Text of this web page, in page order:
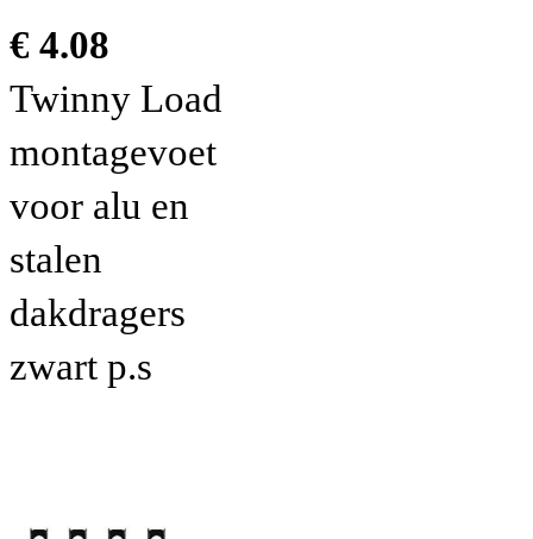
€ 4.08
Twinny Load
montagevoet
voor alu en
stalen
dakdragers
zwart p.s